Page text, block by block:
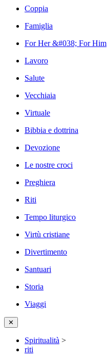
Coppia
Famiglia
For Her &#038; For Him
Lavoro
Salute
Vecchiaia
Virtuale
Bibbia e dottrina
Devozione
Le nostre croci
Preghiera
Riti
Tempo liturgico
Virtù cristiane
Divertimento
Santuari
Storia
Viaggi
✕
Spiritualità >
riti